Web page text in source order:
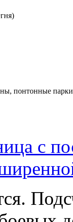
понтонные
с